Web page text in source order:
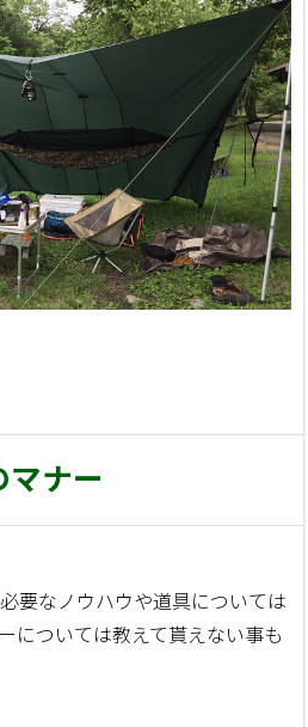
ナー
要なノウハウや道具については
については教えて貰えない事も